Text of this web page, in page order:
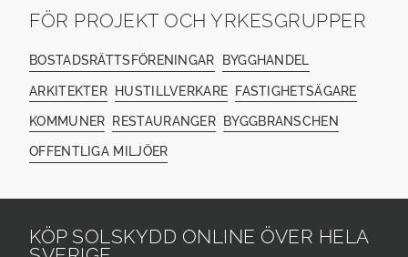
FÖR PROJEKT OCH YRKESGRUPPER
BOSTADSRÄTTSFÖRENINGAR BYGGHANDEL
ARKITEKTER HUSTILLVERKARE FASTIGHETSÄGARE
KOMMUNER RESTAURANGER BYGGBRANSCHEN
OFFENTLIGA MILJÖER
KÖP SOLSKYDD ONLINE ÖVER HELA